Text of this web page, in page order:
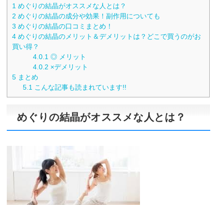
1 めぐりの結晶がオススメな人とは？
2 めぐりの結晶の成分や効果！副作用についても
3 めぐりの結晶の口コミまとめ！
4 めぐりの結晶のメリット＆デメリットは？どこで買うのがお
買い得？
4.0.1 ◎ メリット
4.0.2 ×デメリット
5 まとめ
5.1 こんな記事も読まれています!!
めぐりの結晶がオススメな人とは？